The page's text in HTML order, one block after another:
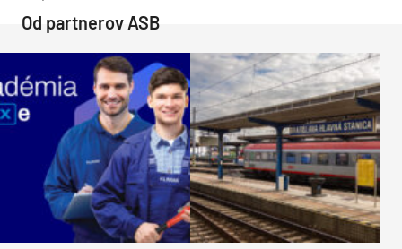
Od partnerov ASB